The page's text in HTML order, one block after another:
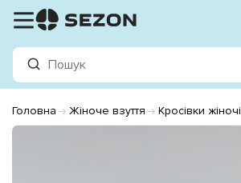
Головна Жіноче взуття Кросівки жіночі